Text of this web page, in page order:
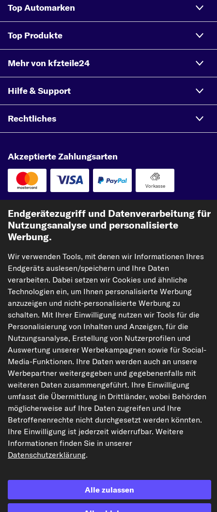
MERCEDES-BENZ E-KLASSE Cabriolet (A207), E 250
(207.436) (211 PS, 155 kW)
MERCEDES-BENZ E-KLASSE Cabriolet (A207), E 400
(207.465) (333 PS, 245 kW)
(207.401) (177 PS, 130 kW)
BlueTEC/ d (207.426) (258 PS, 190 kW)
MERCEDES-BENZ E-KLASSE Cabriolet (A207), E 320
(207.462) (272 PS, 200 kW)
MERCEDES-BENZ E-KLASSE Cabriolet (A207), E 400
MERCEDES-BENZ E-KLASSE Cabriolet (A207), E 500
Top Automarken
Top Produkte
Mehr von kfzteile24
Hilfe & Support
Rechtliches
Akzeptierte Zahlungsarten
Vorkasse
Unsere Versandpartner
kfzteile24.de carpardoo.nl
carpardoo.fr
carpardoo.dk
Die hier dargestellten Daten, insbesondere die gesamte Datenbank, dürfen
nicht vervielfältigt werden. Die Vervielfältigung und Verbreitung der Daten und
der Datenbank ohne vorherige Einwilligung von TecAlliance und/oder die
Einbeziehung Dritter in solche Aktivitäten ist streng verboten. Jegliche
unautorisierte Nutzung von Inhalten stellt eine Verletzung des Urheberrechts
dar und kann rechtliche Schritte nach sich ziehen.
© 2026 kfzteile24 GmbH - Alle Rechte vorbehalten.
Endgerätezugriff und Datenverarbeitung für
Nutzungsanalyse und personalisierte
Werbung.
Wir verwenden Tools, mit denen wir Informationen Ihres
Endgeräts auslesen/speichern und Ihre Daten
verarbeiten. Dabei setzen wir Cookies und ähnliche
Technologien ein, um Ihnen personalisierte Werbung
anzuzeigen und nicht-personalisierte Werbung zu
schalten. Mit Ihrer Einwilligung nutzen wir Tools für die
Personalisierung von Inhalten und Anzeigen, für die
Nutzungsanalyse, Erstellung von Nutzerprofilen und
Auswertung unserer Werbekampagnen sowie für Social-
Media-Funktionen. Ihre Daten werden auch an unsere
Werbepartner weitergegeben und gegebenenfalls mit
weiteren Daten zusammengeführt. Ihre Einwilligung
umfasst die Übermittlung in Drittländer, wobei Behörden
möglicherweise auf Ihre Daten zugreifen und Ihre
Betroffenenrechte nicht durchgesetzt werden könnten.
Ihre Einwilligung ist jederzeit widerrufbar. Weitere
Informationen finden Sie in unserer
Datenschutzerklärung.
Alle zulassen